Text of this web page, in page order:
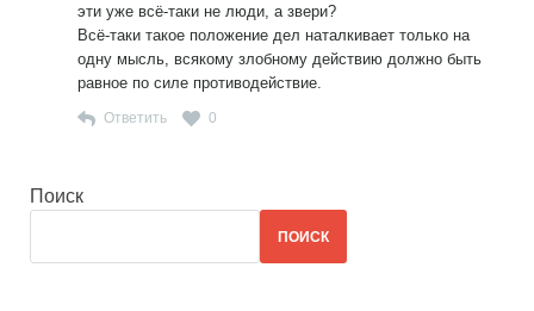
эти уже всё-таки не люди, а звери?
Всё-таки такое положение дел наталкивает только на
одну мысль, всякому злобному действию должно быть
равное по силе противодействие.
Ответить 0
Поиск
ПОИСК